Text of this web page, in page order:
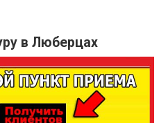
в Люберцах